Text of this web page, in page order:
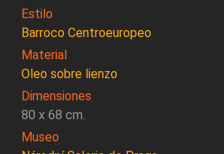
Estilo
Barroco Centroeuropeo
Material
Oleo sobre lienzo
Dimensiones
80 x 68 cm.
Museo